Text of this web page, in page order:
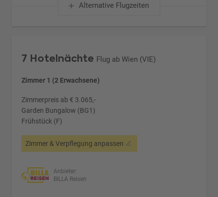
Alternative Flugzeiten
7 Hotelnächte Flug ab Wien (VIE)
Zimmer 1 (2 Erwachsene)
Zimmerpreis ab € 3.065,-
Garden Bungalow (BG1)
Frühstück (F)
Zimmer & Verpflegung anpassen
Anbieter:
BILLA Reisen